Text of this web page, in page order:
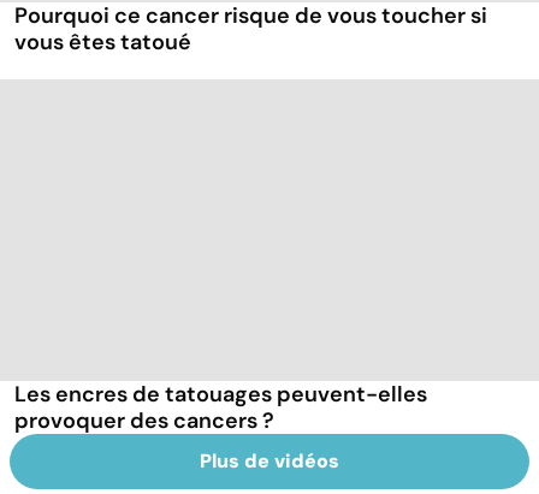
Pourquoi ce cancer risque de vous toucher si
vous êtes tatoué
Les encres de tatouages peuvent-elles
provoquer des cancers ?
Plus de vidéos